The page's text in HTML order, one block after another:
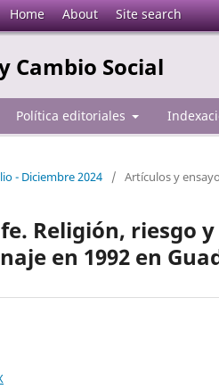
Home About Site search
Cambio Social
Política editoriales
- Diciembre 2024 / Artículos y
Religión, riesgo
en 1992 en